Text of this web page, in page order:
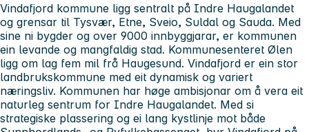
Vindafjord kommune ligg sentralt på Indre Haugalandet
og grensar til Tysvær, Etne, Sveio, Suldal og Sauda. Med
sine ni bygder og over 9000 innbyggjarar, er kommunen
ein levande og mangfaldig stad. Kommunesenteret Ølen
ligg om lag fem mil frå Haugesund. Vindafjord er ein stor
landbrukskommune med eit dynamisk og variert
næringsliv. Kommunen har høge ambisjonar om å vera eit
naturleg sentrum for Indre Haugalandet. Med si
strategiske plassering og ei lang kystlinje mot både